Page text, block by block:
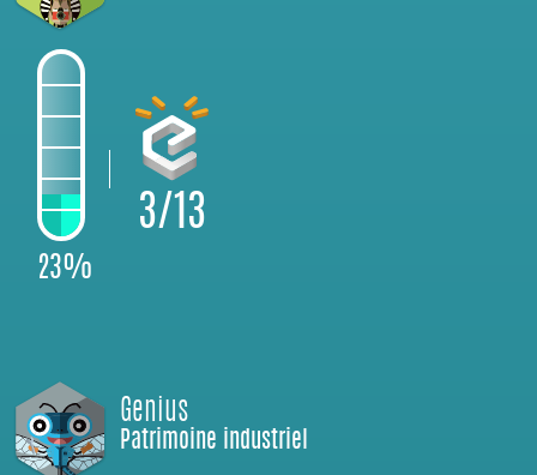
23%
3/13
Genius
Patrimoine industriel